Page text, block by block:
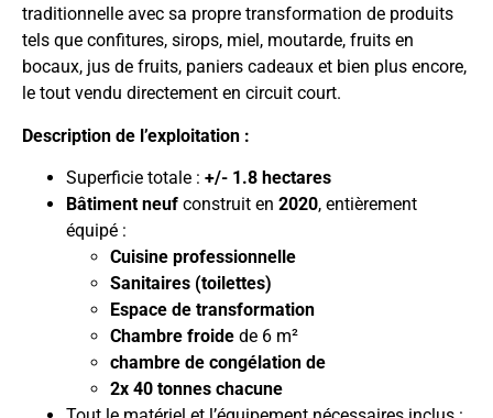
traditionnelle avec sa propre transformation de produits
tels que confitures, sirops, miel, moutarde, fruits en
bocaux, jus de fruits, paniers cadeaux et bien plus encore,
le tout vendu directement en circuit court.
Description de l’exploitation :
Superficie totale : +/- 1.8 hectares
Bâtiment neuf construit en 2020, entièrement
équipé :
Cuisine professionnelle
Sanitaires (toilettes)
Espace de transformation
Chambre froide de 6 m²
chambre de congélation de
2x 40 tonnes chacune